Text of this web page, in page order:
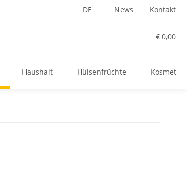
DE News Kontakt
€ 0,00
Haushalt Hülsenfrüchte Kosmetik